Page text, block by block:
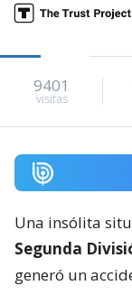
9401
visitas
Una insólita
Segunda
generó un